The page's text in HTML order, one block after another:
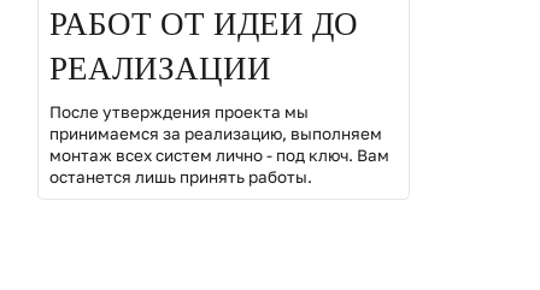
РАБОТ ОТ ИДЕИ ДО
РЕАЛИЗАЦИИ
После утверждения проекта мы
принимаемся за реализацию, выполняем
монтаж всех систем лично - под ключ. Вам
останется лишь принять работы.